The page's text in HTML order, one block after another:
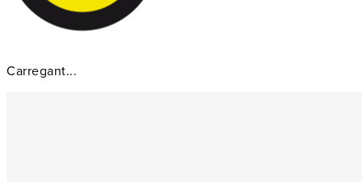
Carregant...